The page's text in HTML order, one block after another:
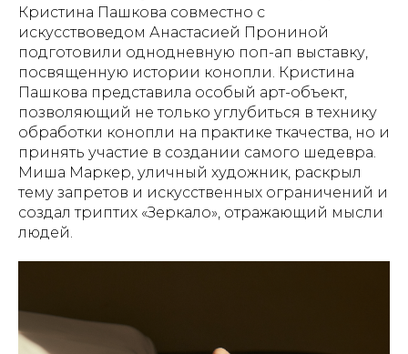
Кристина Пашкова совместно с
искусствоведом Анастасией Прониной
подготовили однодневную поп-ап выставку,
посвященную истории конопли. Кристина
Пашкова представила особый арт-объект,
позволяющий не только углубиться в технику
обработки конопли на практике ткачества, но и
принять участие в создании самого шедевра.
Миша Маркер, уличный художник, раскрыл
тему запретов и искусственных ограничений и
создал триптих «Зеркало», отражающий мысли
людей.